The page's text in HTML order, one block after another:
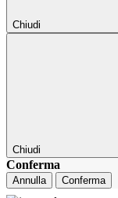
Chiudi
Chiudi
Conferma
Annulla Conferma